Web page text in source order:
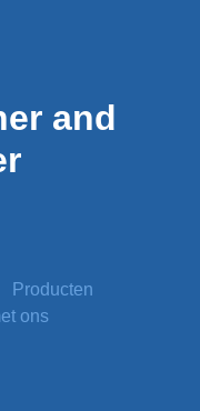
and
Producten
ons